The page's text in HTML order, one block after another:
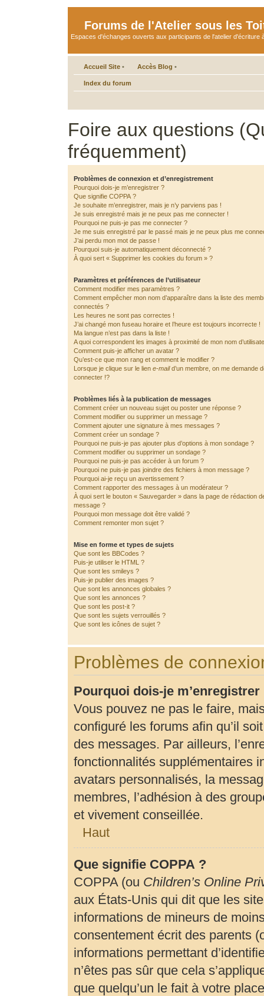
Forums de l'Atelier sous les
Espaces d'échanges ouverts aux participants de l'atelier d'écriture
Accueil Site • Accès Blog •
Index du forum
Foire aux questions
fréquemment)
Problèmes de connexion et d’enregistrement
Pourquoi dois-je m’enregistrer ?
Que signifie COPPA ?
Je souhaite m’enregistrer, mais je n’y parviens pas !
Je suis enregistré mais je ne peux pas me connecter !
Pourquoi ne puis-je pas me connecter ?
Je me suis enregistré par le passé mais je ne peux plus me
J’ai perdu mon mot de passe !
Pourquoi suis-je automatiquement déconnecté ?
À quoi sert « Supprimer les cookies du forum » ?
Paramètres et préférences de l’utilisateur
Comment modifier mes paramètres ?
Comment empêcher mon nom d’apparaître dans la liste des
connectés ?
Les heures ne sont pas correctes !
J’ai changé mon fuseau horaire et l’heure est toujours incorrecte !
Ma langue n’est pas dans la liste !
A quoi correspondent les images à proximité de mon nom
Comment puis-je afficher un avatar ?
Qu’est-ce que mon rang et comment le modifier ?
Lorsque je clique sur le lien e-maild’un membre, on me demande
connecter !?
Problèmes liés à la publication de messages
Comment créer un nouveau sujet ou poster une réponse ?
Comment modifier ou supprimer un message ?
Comment ajouter une signature à mes messages ?
Comment créer un sondage ?
Pourquoi ne puis-je pas ajouter plus d’options à mon sondage ?
Comment modifier ou supprimer un sondage ?
Pourquoi ne puis-je pas accéder à un forum ?
Pourquoi ne puis-je pas joindre des fichiers à mon message ?
Pourquoi ai-je reçu un avertissement ?
Comment rapporter des messages à un modérateur ?
À quoi sert le bouton « Sauvegarder » dans la page de rédaction
message ?
Pourquoi mon message doit être validé ?
Comment remonter mon sujet ?
Mise en forme et types de sujets
Que sont les BBCodes ?
Puis-je utiliser le HTML ?
Que sont les smileys ?
Puis-je publier des images ?
Que sont les annonces globales ?
Que sont les annonces ?
Que sont les post-it ?
Que sont les sujets verrouillés ?
Que sont les icônes de sujet ?
Problèmes de
Pourquoi dois-je m’enregistrer
Vous pouvez ne pas le faire,
configuré les forums afin qu’il
des messages. Par ailleurs,
fonctionnalités supplémentaires
avatars personnalisés, la
membres, l’adhésion à des
et vivement conseillée.
Haut
Que signifie COPPA ?
COPPA (ou Children’s Online
aux États-Unis qui dit que les
informations de mineurs de
consentement écrit des parents
informations permettant
n’êtes pas sûr que cela
que quelqu’un le fait à votre